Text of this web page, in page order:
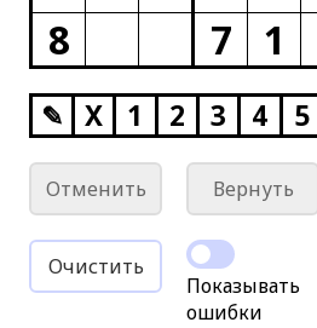
8
7 1
✎ X 1 2 3 4 5
Отменить Вернуть
Очистить
Показывать
ошибки